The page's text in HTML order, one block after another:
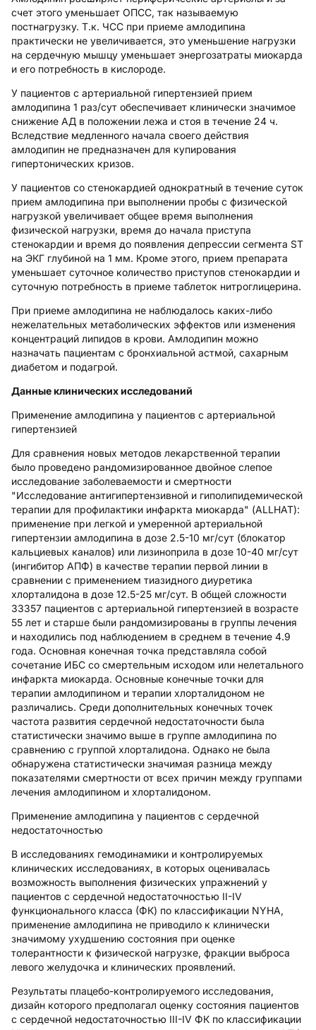
счет этого уменьшает ОПСС, так называемую
постнагрузку. Т.к. ЧСС при приеме амлодипина
практически не увеличивается, это уменьшение нагрузки
на сердечную мышцу уменьшает энергозатраты миокарда
и его потребность в кислороде.
У пациентов с артериальной гипертензией прием
амлодипина 1 раз/сут обеспечивает клинически значимое
снижение АД в положении лежа и стоя в течение 24 ч.
Вследствие медленного начала своего действия
амлодипин не предназначен для купирования
гипертонических кризов.
У пациентов со стенокардией однократный в течение суток
прием амлодипина при выполнении пробы с физической
нагрузкой увеличивает общее время выполнения
физической нагрузки, время до начала приступа
стенокардии и время до появления депрессии сегмента ST
на ЭКГ глубиной на 1 мм. Кроме этого, прием препарата
уменьшает суточное количество приступов стенокардии и
суточную потребность в приеме таблеток нитроглицерина.
При приеме амлодипина не наблюдалось каких-либо
нежелательных метаболических эффектов или изменения
концентраций липидов в крови. Амлодипин можно
назначать пациентам с бронхиальной астмой, сахарным
диабетом и подагрой.
Данные клинических исследований
Применение амлодипина у пациентов с артериальной
гипертензией
Для сравнения новых методов лекарственной терапии
было проведено рандомизированное двойное слепое
исследование заболеваемости и смертности
"Исследование антигипертензивной и гиполипидемической
терапии для профилактики инфаркта миокарда" (ALLHAT):
применение при легкой и умеренной артериальной
гипертензии амлодипина в дозе 2.5-10 мг/сут (блокатор
кальциевых каналов) или лизиноприла в дозе 10-40 мг/сут
(ингибитор АПФ) в качестве терапии первой линии в
сравнении с применением тиазидного диуретика
хлорталидона в дозе 12.5-25 мг/сут. В общей сложности
33357 пациентов с артериальной гипертензией в возрасте
55 лет и старше были рандомизированы в группы лечения
и находились под наблюдением в среднем в течение 4.9
года. Основная конечная точка представляла собой
сочетание ИБС со смертельным исходом или нелетального
инфаркта миокарда. Основные конечные точки для
терапии амлодипином и терапии хлорталидоном не
различались. Среди дополнительных конечных точек
частота развития сердечной недостаточности была
статистически значимо выше в группе амлодипина по
сравнению с группой хлорталидона. Однако не была
обнаружена статистически значимая разница между
показателями смертности от всех причин между группами
лечения амлодипином и хлорталидоном.
Применение амлодипина у пациентов с сердечной
недостаточностью
В исследованиях гемодинамики и контролируемых
клинических исследованиях, в которых оценивалась
возможность выполнения физических упражнений у
пациентов с сердечной недостаточностью II-IV
функционального класса (ФК) по классификации NYHA,
применение амлодипина не приводило к клинически
значимому ухудшению состояния при оценке
толерантности к физической нагрузке, фракции выброса
левого желудочка и клинических проявлений.
Результаты плацебо-контролируемого исследования,
дизайн которого предполагал оценку состояния пациентов
с сердечной недостаточностью III-IV ФК по классификации